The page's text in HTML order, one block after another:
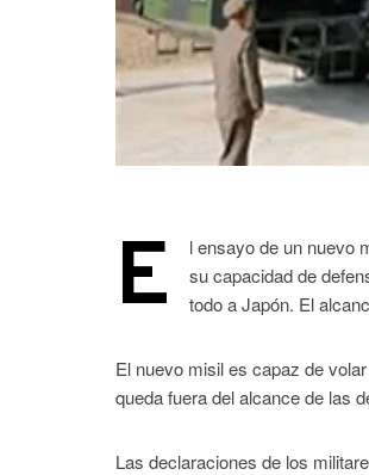
E
l ensayo de un nuevo
su capacidad de
todo a Japón. El
El nuevo misil es capaz de
queda fuera del alcance de las
Las declaraciones de los